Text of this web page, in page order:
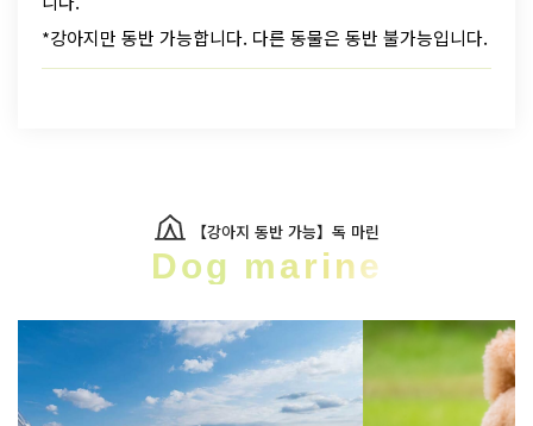
*강아지만 동반 가능합니다. 다른 동물은 동반 불가능입니다.
【강아지 동반 가능】독 마린
Dog marine